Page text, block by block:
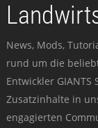
News, Mods,
rund um die
Entwickler
Zusatzinhalte in
engagierten